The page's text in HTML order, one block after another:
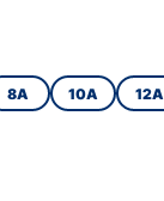
8A 10A 12A